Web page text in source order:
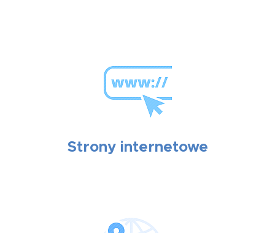
Strony internetowe